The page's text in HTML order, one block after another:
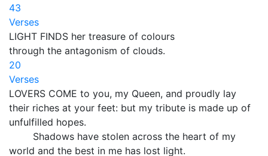
43
Verses
LIGHT FINDS her treasure of colours
through the antagonism of clouds.
20
Verses
LOVERS COME to you, my Queen, and proudly lay
their riches at your feet: but my tribute is made up of
unfulfilled hopes.
Shadows have stolen across the heart of my
world and the best in me has lost light.